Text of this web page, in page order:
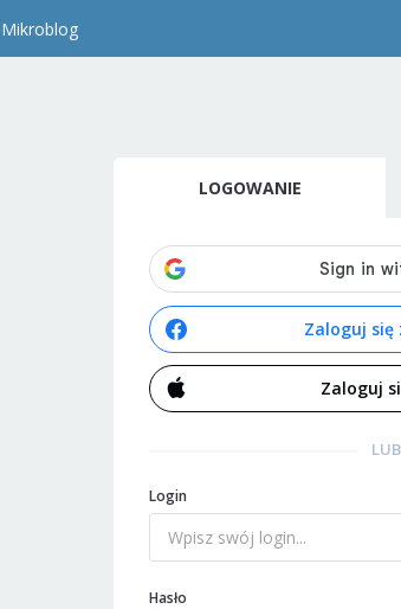
Mikroblog
LOGOWANIE
Zaloguj się
Zaloguj
LUB
Login
Hasło